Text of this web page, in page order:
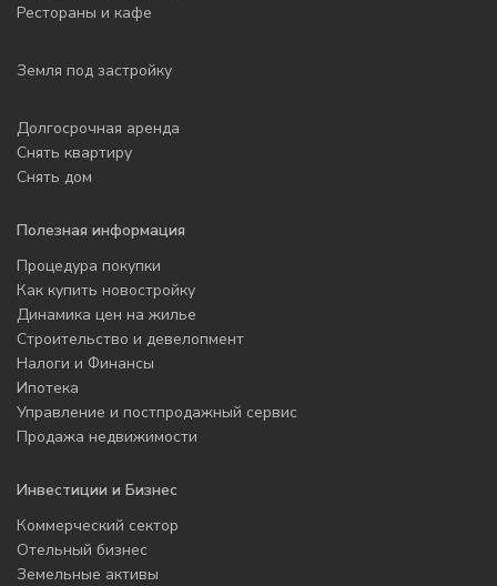
Рестораны и кафе
Земля под застройку
Долгосрочная аренда
Снять квартиру
Снять дом
Полезная информация
Процедура покупки
Как купить новостройку
Динамика цен на жилье
Строительство и девелопмент
Налоги и Финансы
Ипотека
Управление и постпродажный сервис
Продажа недвижимости
Инвестиции и Бизнес
Коммерческий сектор
Отельный бизнес
Земельные активы